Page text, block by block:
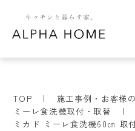
TOP
施工事例・お客様
ミーレ食洗機取付・取替
ミカド ミーレ食洗機60㎝